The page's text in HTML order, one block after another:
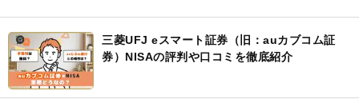
三菱UFJ eスマート証券（旧：auカブコム証
券）NISAの評判や口コミを徹底紹介